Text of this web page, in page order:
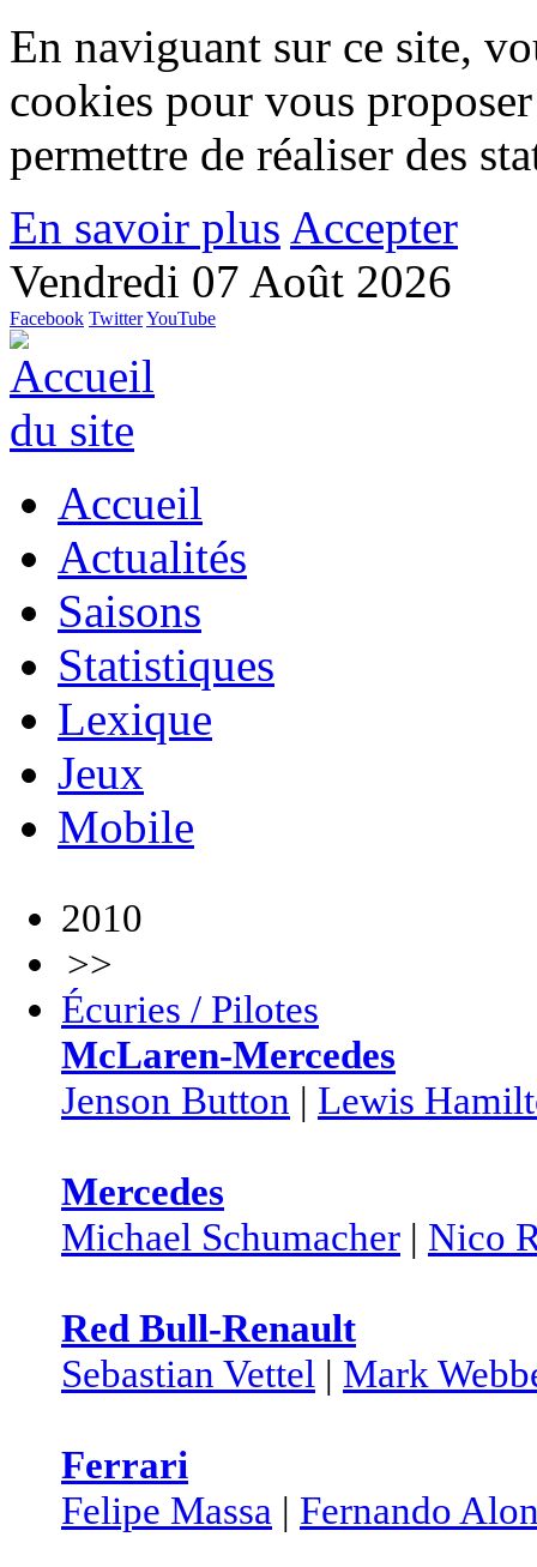
En naviguant sur ce site,
cookies pour vous
permettre de réaliser des
En savoir plus Accepter
Vendredi 07 Août 2026
Facebook TwitterYouTube
Accueil
Actualités
Saisons
Statistiques
Lexique
Jeux
Mobile
2010
>>
Écuries / Pilotes
McLaren-Mercedes
Jenson Button | Lewis
Mercedes
Michael Schumacher | Nico
Red Bull-Renault
Sebastian Vettel | Mark
Ferrari
Felipe Massa | Fernando